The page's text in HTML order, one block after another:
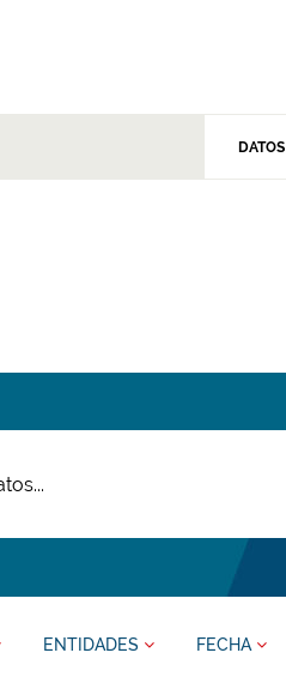
DATOS
ENTIDADES FECHA